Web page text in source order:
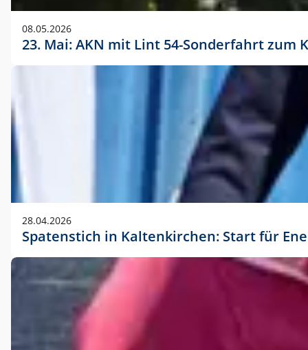
08.05.2026
23. Mai: AKN mit Lint 54-Sonderfahrt
28.04.2026
Spatenstich in Kaltenkirchen: Start für